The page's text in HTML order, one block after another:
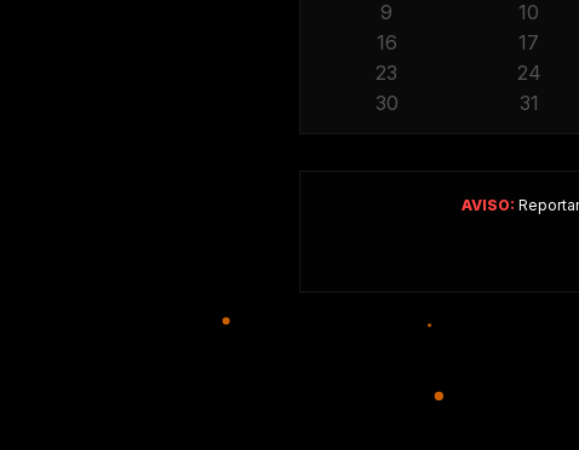
9
10
16
17
23
24
30
31
AVISO: